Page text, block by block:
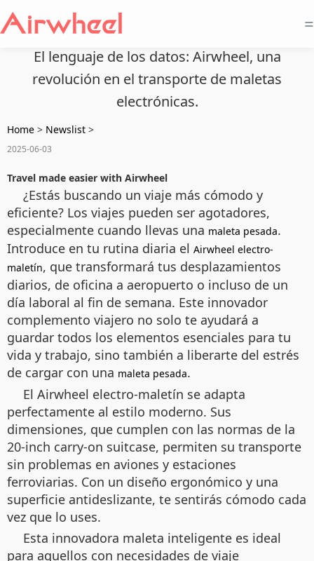
=
El lenguaje de los datos: Airwheel, una
revolución en el transporte de maletas
electrónicas.
Home > Newslist >
2025-06-03
Travel made easier with Airwheel
¿Estás buscando un viaje más cómodo y
eficiente? Los viajes pueden ser agotadores,
especialmente cuando llevas una maleta pesada.
Introduce en tu rutina diaria el Airwheel electro-
maletín, que transformará tus desplazamientos
diarios, de oficina a aeropuerto o incluso de un
día laboral al fin de semana. Este innovador
complemento viajero no solo te ayudará a
guardar todos los elementos esenciales para tu
vida y trabajo, sino también a liberarte del estrés
de cargar con una maleta pesada.
El Airwheel electro-maletín se adapta
perfectamente al estilo moderno. Sus
dimensiones, que cumplen con las normas de la
20-inch carry-on suitcase, permiten su transporte
sin problemas en aviones y estaciones
ferroviarias. Con un diseño ergonómico y una
superficie antideslizante, te sentirás cómodo cada
vez que lo uses.
Esta innovadora maleta inteligente es ideal
para aquellos con necesidades de viaje